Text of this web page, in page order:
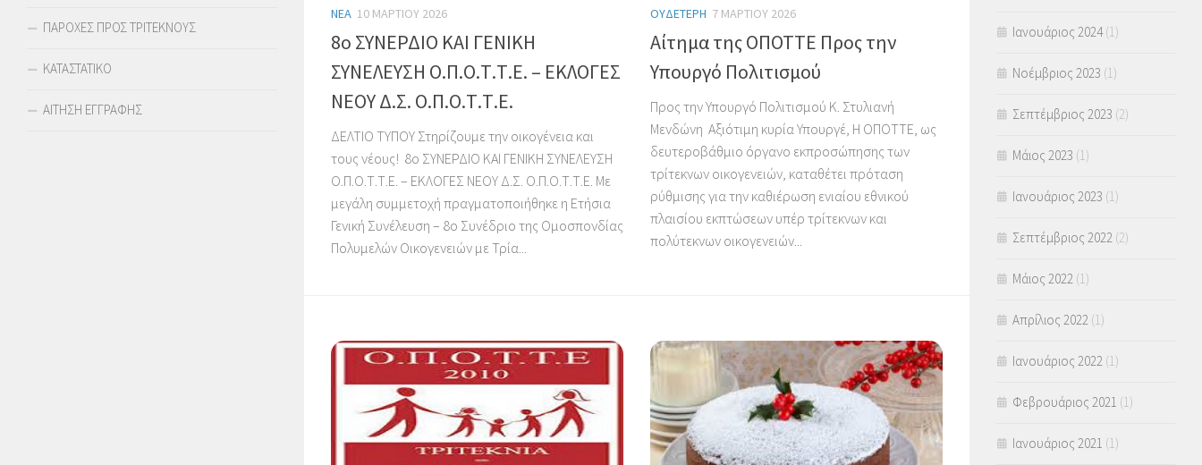
ΝΈΑ 10 ΜΑΡΤΊΟΥ 2026
8ο ΣΥΝΕΡΔΙΟ ΚΑΙ ΓΕΝΙΚΗ
ΣΥΝΕΛΕΥΣΗ Ο.Π.Ο.Τ.Τ.Ε. – ΕΚΛΟΓΕΣ
ΝΕΟΥ Δ.Σ. Ο.Π.Ο.Τ.Τ.Ε.
ΔΕΛΤΙΟ ΤΥΠΟΥ Στηρίζουμε την οικογένεια και
τους νέους! 8ο ΣΥΝΕΡΔΙΟ ΚΑΙ ΓΕΝΙΚΗ ΣΥΝΕΛΕΥΣΗ
Ο.Π.Ο.Τ.Τ.Ε. – ΕΚΛΟΓΕΣ ΝΕΟΥ Δ.Σ. Ο.Π.Ο.Τ.Τ.Ε. Με
μεγάλη συμμετοχή πραγματοποιήθηκε η Ετήσια
Γενική Συνέλευση – 8ο Συνέδριο της Ομοσπονδίας
Πολυμελών Οικογενειών με Τρία...
ΟΥΔΈΤΕΡΗ 7 ΜΑΡΤΊΟΥ 2026
Αίτημα της ΟΠΟΤΤΕ Προς την
Υπουργό Πολιτισμού
Προς την Υπουργό Πολιτισμού Κ. Στυλιανή
Μενδώνη Αξιότιμη κυρία Υπουργέ, Η ΟΠΟΤΤΕ, ως
δευτεροβάθμιο όργανο εκπροσώπησης των
τρίτεκνων οικογενειών, καταθέτει πρόταση
ρύθμισης για την καθιέρωση ενιαίου εθνικού
πλαισίου εκπτώσεων υπέρ τρίτεκνων και
πολύτεκνων οικογενειών...
ΠΑΡΟΧΕΣ ΠΡΟΣ ΤΡΙΤΕΚΝΟΥΣ
ΚΑΤΑΣΤΑΤΙΚΟ
ΑΙΤΗΣΗ ΕΓΓΡΑΦΗΣ
Ιανουάριος 2024(1)
Νοέμβριος 2023 (1)
Σεπτέμβριος 2023 (2)
Μάιος 2023 (1)
Ιανουάριος 2023 (1)
Σεπτέμβριος 2022 (2)
Μάιος 2022 (1)
Απρίλιος 2022 (1)
Ιανουάριος 2022 (1)
Φεβρουάριος 2021 (1)
Ιανουάριος 2021 (1)